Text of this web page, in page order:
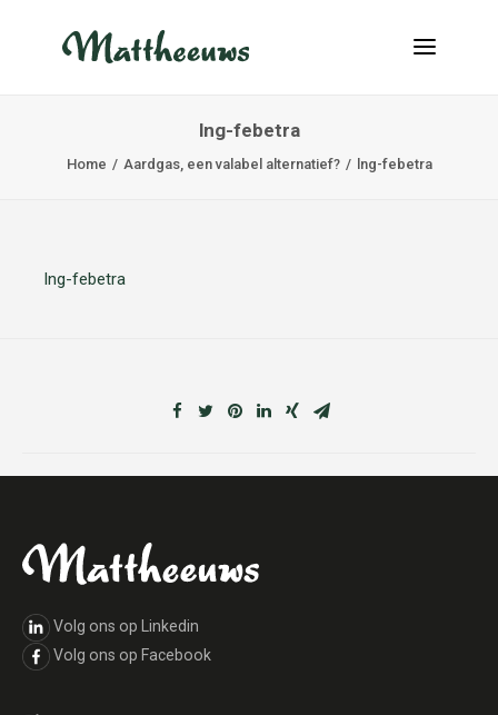
VACATURES
lng-febetra
Home Aardgas, een valabel alternatief? lng-febetra
lng-febetra
Volg ons op Linkedin
Volg ons op Facebook